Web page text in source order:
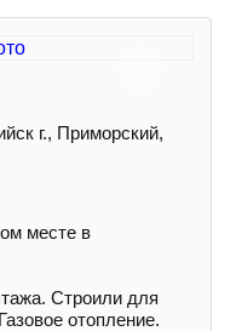
г., Приморский,
месте в
Строили для
отопление.